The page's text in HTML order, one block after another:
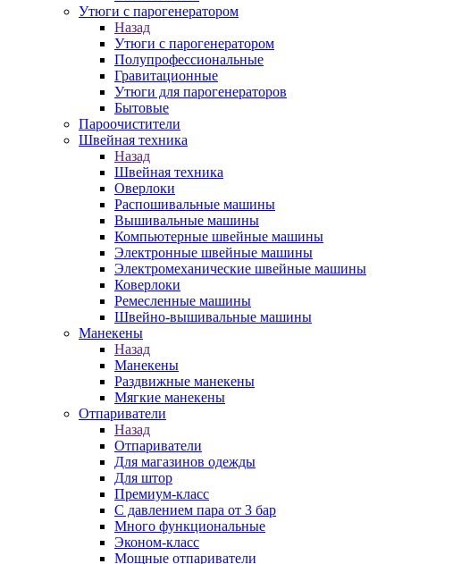
Утюги с парогенератором
Назад
Утюги с парогенератором
Полупрофессиональные
Гравитационные
Утюги для парогенераторов
Бытовые
Пароочистители
Швейная техника
Назад
Швейная техника
Оверлоки
Распошивальные машины
Вышивальные машины
Компьютерные швейные машины
Электронные швейные машины
Электромеханические швейные машины
Коверлоки
Ремесленные машины
Швейно-вышивальные машины
Манекены
Назад
Манекены
Раздвижные манекены
Мягкие манекены
Отпариватели
Назад
Отпариватели
Для магазинов одежды
Для штор
Премиум-класс
С давлением пара от 3 бар
Много функциональные
Эконом-класс
Мощные отпариватели